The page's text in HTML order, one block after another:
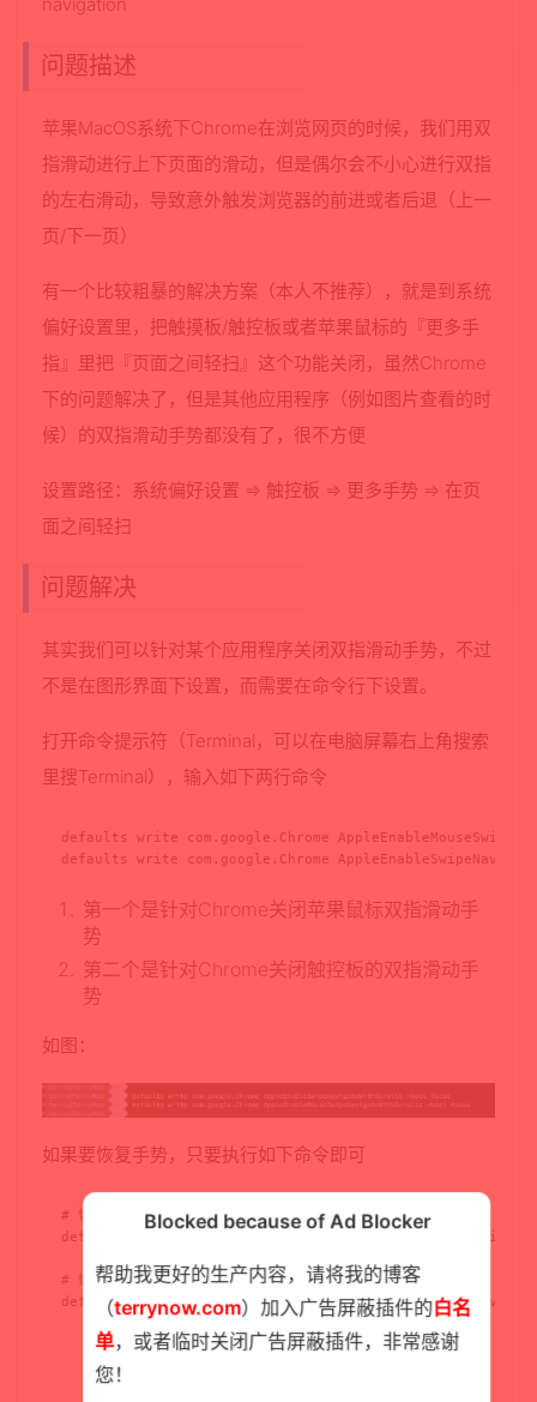
问题描述
苹果MacOS系统下Chrome在浏览网页的时候，我们用双
指滑动进行上下页面的滑动，但是偶尔会不小心进行双指
的左右滑动，导致意外触发浏览器的前进或者后退（上一
页/下一页）
有一个比较粗暴的解决方案（本人不推荐），就是到系统
偏好设置里，把触摸板/触控板或者苹果鼠标的『更多手
指』里把『页面之间轻扫』这个功能关闭，虽然Chrome
下的问题解决了，但是其他应用程序（例如图片查看的时
候）的双指滑动手势都没有了，很不方便
设置路径：系统偏好设置 => 触控板 => 更多手势 => 在页
面之间轻扫
问题解决
其实我们可以针对某个应用程序关闭双指滑动手势，不过
不是在图形界面下设置，而需要在命令行下设置。
打开命令提示符（Terminal，可以在电脑屏幕右上角搜索
里搜Terminal），输入如下两行命令
defaults write com.google.Chrome
defaults write com.google.Chrome
第一个是针对Chrome关闭苹果鼠标双指滑动手
势
第二个是针对Chrome关闭触控板的双指滑动手
势
如图：
如果要恢复手势，只要执行如下命令即可
# 恢复AppleMouse苹果鼠标的左右滑动手势
defaults write com.google.Chrome
# 恢复苹果触摸板的左右滑动手势
defaults write com.google.Chrome
Blocked because of Ad Blocker
帮助我更好的生产内容，请将我的博客
（terrynow.com）加入广告屏蔽插件的白名
单，或者临时关闭广告屏蔽插件，非常感谢
您！